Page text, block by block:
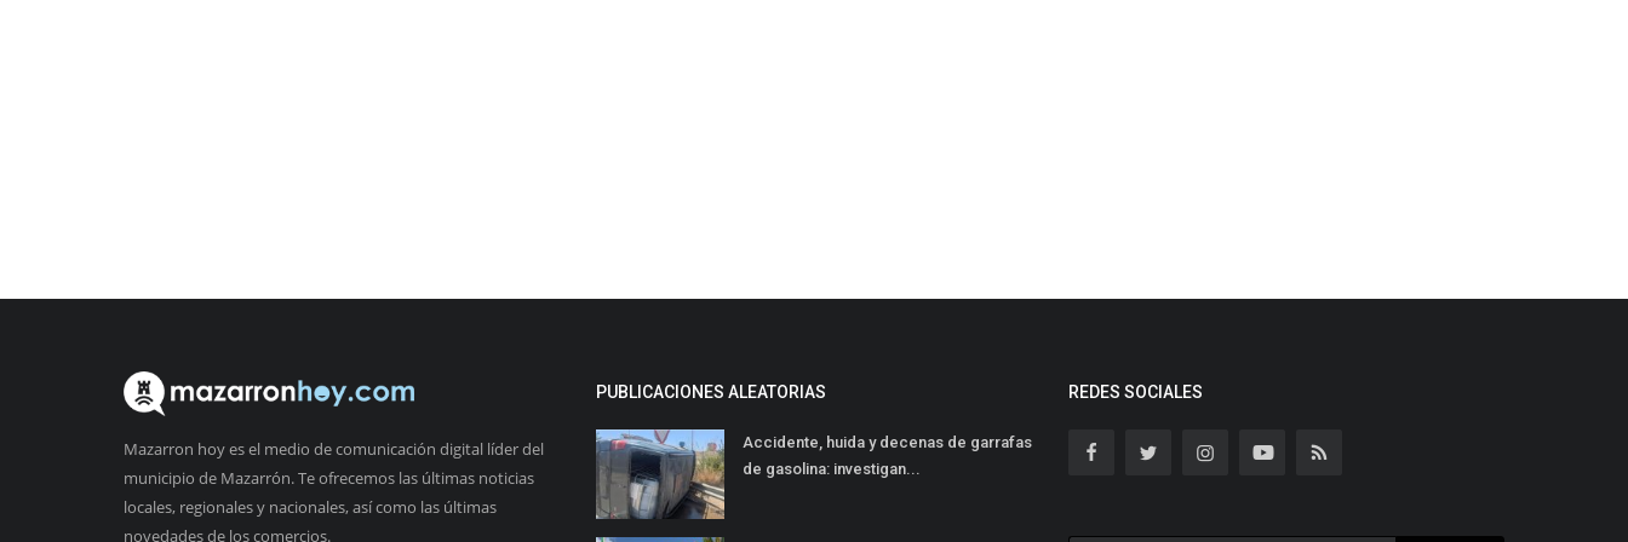
Mazarron hoy es el medio de comunicación digital líder del
municipio de Mazarrón. Te ofrecemos las últimas noticias
locales, regionales y nacionales, así como las últimas
novedades de los comercios.
PUBLICACIONES ALEATORIAS
Accidente, huida y decenas de garrafas
de gasolina: investigan...
REDES SOCIALES